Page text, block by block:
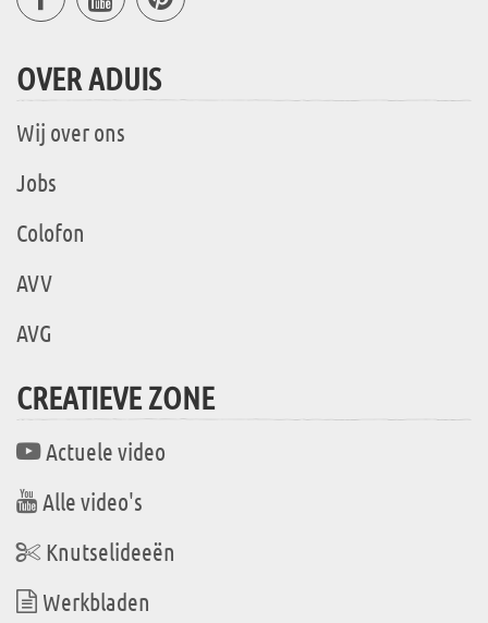
OVER ADUIS
Wij over ons
Jobs
Colofon
AVV
AVG
CREATIEVE ZONE
Actuele video
Alle video's
Knutselideeën
Werkbladen